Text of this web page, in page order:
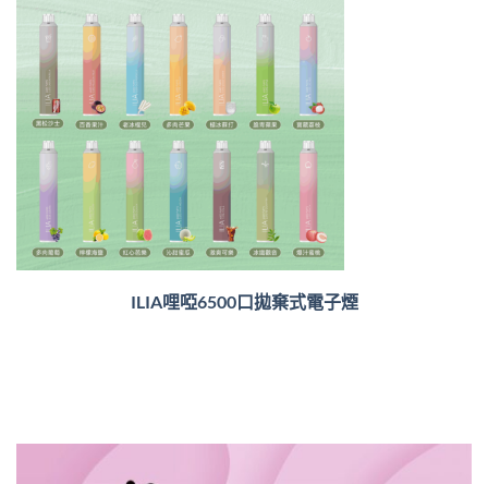
ILIA哩啞6500口拋棄式電子煙